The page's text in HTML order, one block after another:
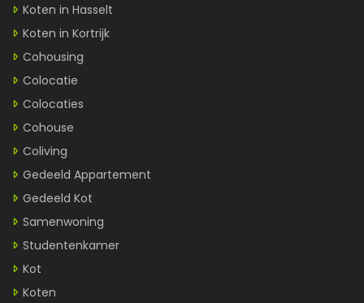
Koten in Hasselt
Koten in Kortrijk
Cohousing
Colocatie
Colocaties
Cohouse
Coliving
Gedeeld Appartement
Gedeeld Kot
Samenwoning
Studentenkamer
Kot
Koten